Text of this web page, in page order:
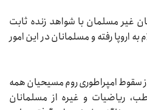
غیر مسلمان با شواهد زنده ثابت
اروپا رفته و مسلمانان در این امور
سقوط امپراطوری روم مسیحیان همه
ریاضیات و غیره از مسلمانان